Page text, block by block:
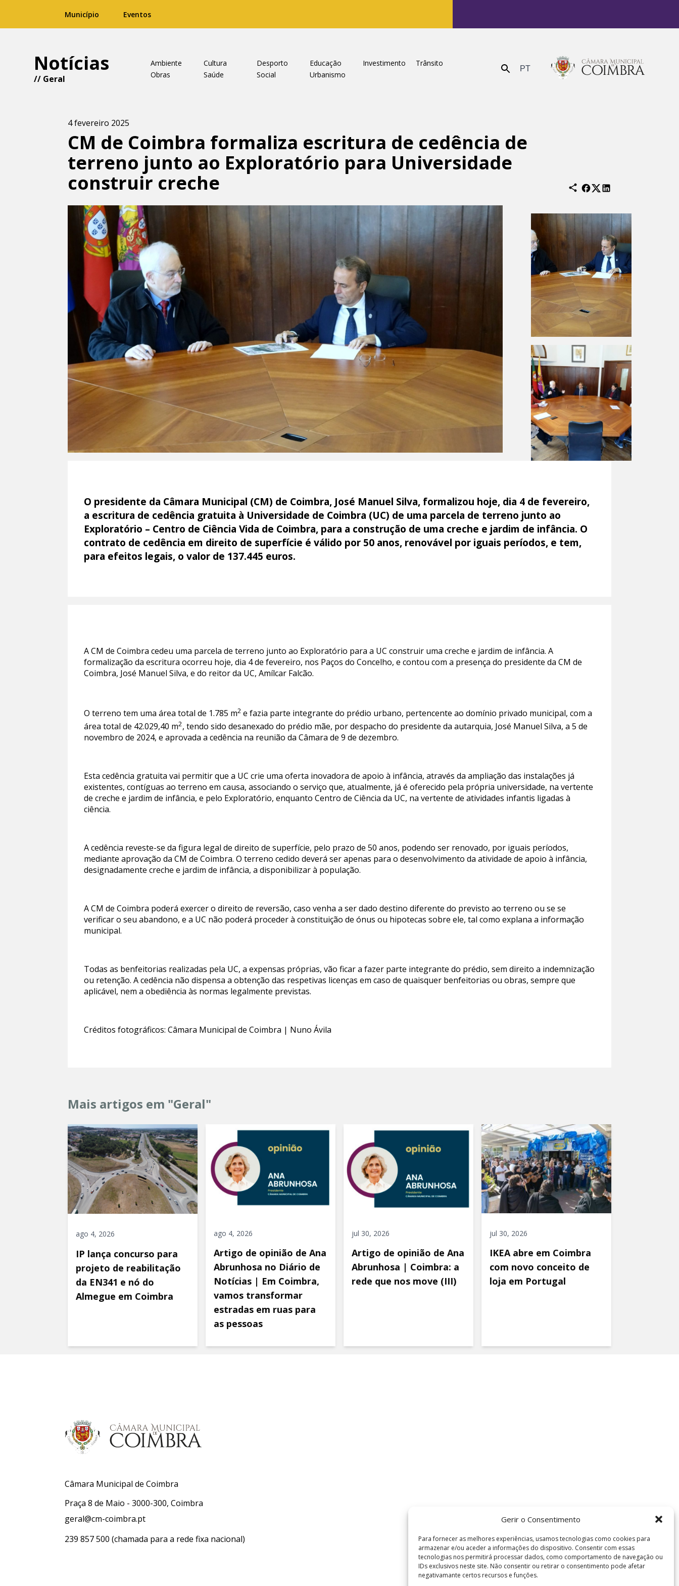
Gerir o Consentimento
Para fornecer as melhores experiências, usamos tecnologias como cookies para
armazenar e/ou aceder a informações do dispositivo. Consentir com essas
tecnologias nos permitirá processar dados, como comportamento de navegação ou
IDs exclusivos neste site. Não consentir ou retirar o consentimento pode afetar
negativamante certos recursos e funções.
Município Eventos
Notícias
// Geral
Ambiente Cultura Desporto Educação Investimento
Trânsito
Obras
Saúde Social Urbanismo Enviar PT
4 fevereiro 2025
CM de Coimbra formaliza escritura de cedência de
terreno junto ao Exploratório para Universidade
construir creche
O presidente da Câmara Municipal (CM) de Coimbra, José Manuel Silva, formalizou hoje, dia 4 de fevereiro,
a escritura de cedência gratuita à Universidade de Coimbra (UC) de uma parcela de terreno junto ao
Exploratório – Centro de Ciência Vida de Coimbra, para a construção de uma creche e jardim de infância. O
contrato de cedência em direito de superfície é válido por 50 anos, renovável por iguais períodos, e tem,
para efeitos legais, o valor de 137.445 euros.
A CM de Coimbra cedeu uma parcela de terreno junto ao Exploratório para a UC construir uma creche e jardim de infância. A
formalização da escritura ocorreu hoje, dia 4 de fevereiro, nos Paços do Concelho, e contou com a presença do presidente da CM de
Coimbra, José Manuel Silva, e do reitor da UC, Amílcar Falcão.
O terreno tem uma área total de 1.785 m2 e fazia parte integrante do prédio urbano, pertencente ao domínio privado municipal, com a
área total de 42.029,40 m2, tendo sido desanexado do prédio mãe, por despacho do presidente da autarquia, José Manuel Silva, a 5 de
novembro de 2024, e aprovada a cedência na reunião da Câmara de 9 de dezembro.
Esta cedência gratuita vai permitir que a UC crie uma oferta inovadora de apoio à infância, através da ampliação das instalações já
existentes, contíguas ao terreno em causa, associando o serviço que, atualmente, já é oferecido pela própria universidade, na vertente
de creche e jardim de infância, e pelo Exploratório, enquanto Centro de Ciência da UC, na vertente de atividades infantis ligadas à
ciência.
A cedência reveste-se da figura legal de direito de superfície, pelo prazo de 50 anos, podendo ser renovado, por iguais períodos,
mediante aprovação da CM de Coimbra. O terreno cedido deverá ser apenas para o desenvolvimento da atividade de apoio à infância,
designadamente creche e jardim de infância, a disponibilizar à população.
A CM de Coimbra poderá exercer o direito de reversão, caso venha a ser dado destino diferente do previsto ao terreno ou se se
verificar o seu abandono, e a UC não poderá proceder à constituição de ónus ou hipotecas sobre ele, tal como explana a informação
municipal.
Todas as benfeitorias realizadas pela UC, a expensas próprias, vão ficar a fazer parte integrante do prédio, sem direito a indemnização
ou retenção. A cedência não dispensa a obtenção das respetivas licenças em caso de quaisquer benfeitorias ou obras, sempre que
aplicável, nem a obediência às normas legalmente previstas.
Créditos fotográficos: Câmara Municipal de Coimbra | Nuno Ávila
Mais artigos em "Geral"
ago 4, 2026
IP lança concurso para
projeto de reabilitação
da EN341 e nó do
Almegue em Coimbra
ago 4, 2026
Artigo de opinião de Ana
Abrunhosa no Diário de
Notícias | Em Coimbra,
vamos transformar
estradas em ruas para
as pessoas
jul 30, 2026
Artigo de opinião de Ana
Abrunhosa | Coimbra: a
rede que nos move (III)
jul 30, 2026
IKEA abre em Coimbra
com novo conceito de
loja em Portugal
Câmara Municipal de Coimbra
Praça 8 de Maio - 3000-300, Coimbra
geral@cm-coimbra.pt
239 857 500 (chamada para a rede fixa nacional)